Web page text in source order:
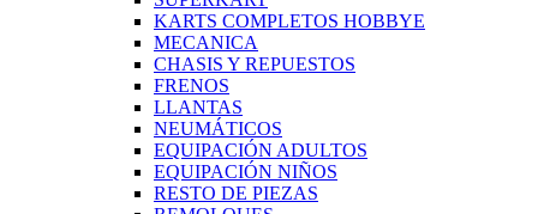
KARTS COMPLETOS HOBBYE
MECANICA
CHASIS Y REPUESTOS
FRENOS
LLANTAS
NEUMÁTICOS
EQUIPACIÓN ADULTOS
EQUIPACIÓN NIÑOS
RESTO DE PIEZAS